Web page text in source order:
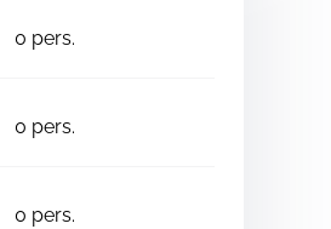
0 pers.
0 pers.
0 pers.